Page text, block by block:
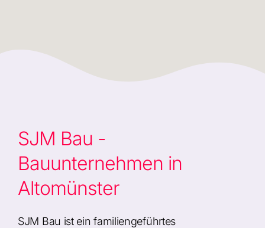
SJM Bau -
Bauunternehmen in
Altomünster
SJM Bau ist ein familiengeführtes